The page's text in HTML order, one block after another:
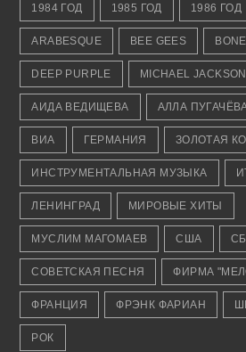
1984 ГОД 1985 ГОД 1986 ГОД
ARABESQUE BEE GEES
DEEP PURPLE MICHAEL JACKSON
АИДА ВЕДИЩЕВА АЛЛА
ВИА ГЕРМАНИЯ ЗОЛОТАЯ
ИНСТРУМЕНТАЛЬНАЯ МУЗЫКА
ЛЕНИНГРАД МИРОВЫЕ ХИТЫ
МУСЛИМ МАГОМАЕВ США
СОВЕТСКАЯ ПЕСНЯ ФИРМА
ФРАНЦИЯ ФРЭНК ФАРИАН
РОК